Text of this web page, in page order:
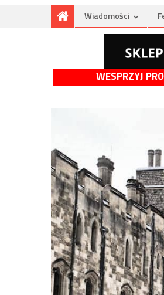
Wiadomości
WESPRZYJ